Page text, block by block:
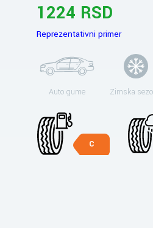
1224 RSD
Reprezentativni primer
Auto gume Zimska
C